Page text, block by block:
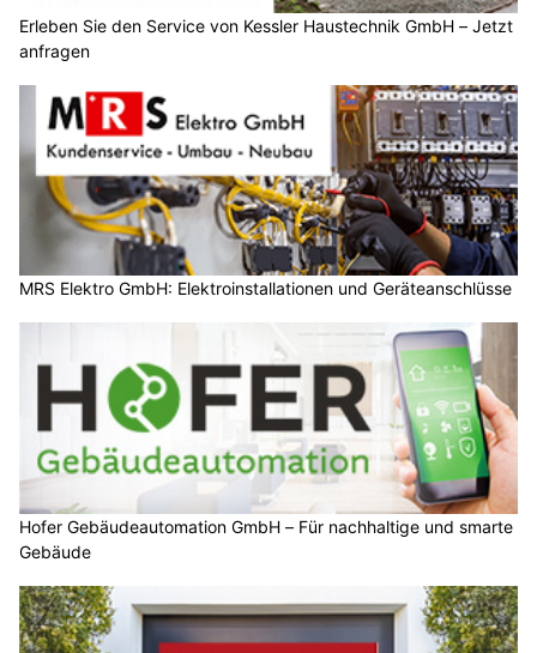
Erleben Sie den Service von Kessler Haustechnik GmbH – Jetzt
anfragen
MRS Elektro GmbH: Elektroinstallationen und Geräteanschlüsse
Hofer Gebäudeautomation GmbH – Für nachhaltige und smarte
Gebäude